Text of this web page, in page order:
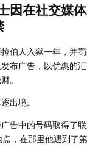
因在社交媒
伯人入狱一年，并
布广告，以优惠的
。
出境。
告中的号码取得了
，在那里他遇到了